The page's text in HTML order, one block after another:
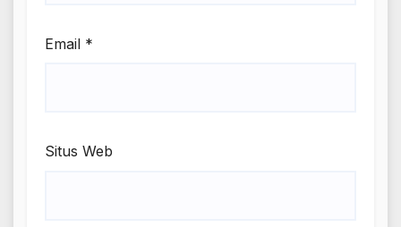
Email *
Situs Web